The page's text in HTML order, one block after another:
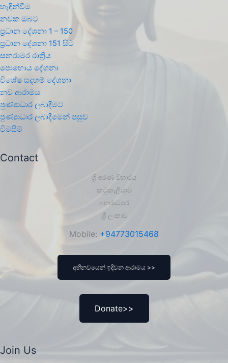
හැඳින්වීම
නවක ඔබට
ප්‍රධාන දේශනා 1 – 150
ප්‍රධාන දේශනා 151 සිට
සනරාමර රාත්‍රිය
පොහොය දේශනා
විශේෂ සදහම් දේශනා
නව ආරාමය
පුණ්‍යාධාර ලබාදීමට
පුණ්‍යාධාර ලබාදීමෙන් පසුව
විමසීම්
Contact
ශ්‍රී අරණ විහාරය
කටුකැලියාව
අනුරාධපුර
ශ්‍රී ලංකාව
Mobile: +94773015468
අභිනවයෙන් ඉදිවන ආරාමය >>
Donate>>
Join Us